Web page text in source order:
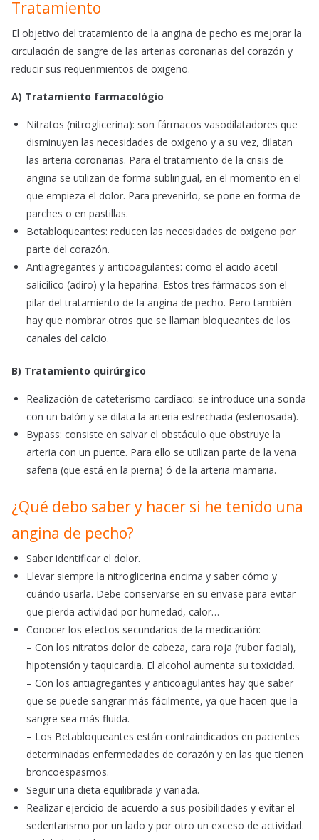
Tratamiento
El objetivo del tratamiento de la angina de pecho es mejorar la
circulación de sangre de las arterias coronarias del corazón y
reducir sus requerimientos de oxigeno.
A) Tratamiento farmacológio
Nitratos (nitroglicerina): son fármacos vasodilatadores que
disminuyen las necesidades de oxigeno y a su vez, dilatan
las arteria coronarias. Para el tratamiento de la crisis de
angina se utilizan de forma sublingual, en el momento en el
que empieza el dolor. Para prevenirlo, se pone en forma de
parches o en pastillas.
Betabloqueantes: reducen las necesidades de oxigeno por
parte del corazón.
Antiagregantes y anticoagulantes: como el acido acetil
salicílico (adiro) y la heparina. Estos tres fármacos son el
pilar del tratamiento de la angina de pecho. Pero también
hay que nombrar otros que se llaman bloqueantes de los
canales del calcio.
B) Tratamiento quirúrgico
Realización de cateterismo cardíaco: se introduce una sonda
con un balón y se dilata la arteria estrechada (estenosada).
Bypass: consiste en salvar el obstáculo que obstruye la
arteria con un puente. Para ello se utilizan parte de la vena
safena (que está en la pierna) ó de la arteria mamaria.
¿Qué debo saber y hacer si he tenido una
angina de pecho?
Saber identificar el dolor.
Llevar siempre la nitroglicerina encima y saber cómo y
cuándo usarla. Debe conservarse en su envase para evitar
que pierda actividad por humedad, calor…
Conocer los efectos secundarios de la medicación:
– Con los nitratos dolor de cabeza, cara roja (rubor facial),
hipotensión y taquicardia. El alcohol aumenta su toxicidad.
– Con los antiagregantes y anticoagulantes hay que saber
que se puede sangrar más fácilmente, ya que hacen que la
sangre sea más fluida.
– Los Betabloqueantes están contraindicados en pacientes
determinadas enfermedades de corazón y en las que tienen
broncoespasmos.
Seguir una dieta equilibrada y variada.
Realizar ejercicio de acuerdo a sus posibilidades y evitar el
sedentarismo por un lado y por otro un exceso de actividad.